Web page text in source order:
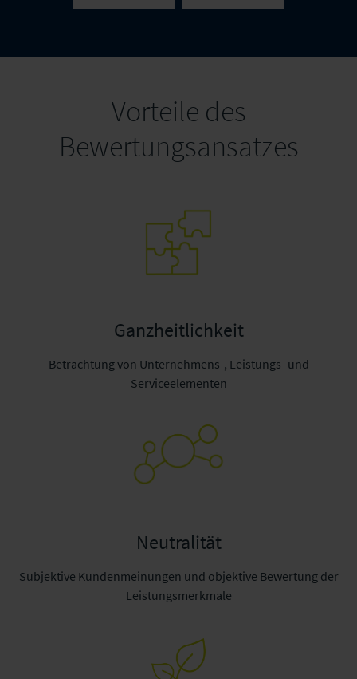
Advocard Direktion für
Vorteile des
Bewertungsansatzes
Ganzheitlichkeit
Betrachtung von Unternehmens-, Leistungs- und
Serviceelementen
Neutralität
Subjektive Kundenmeinungen und objektive Bewertung der
Leistungsmerkmale